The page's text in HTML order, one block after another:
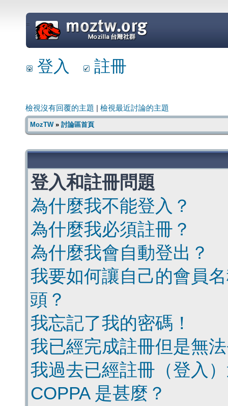
=
登入 註冊
檢視沒有回覆的主題 檢視最近討論的主題
MozTW» 討論區首頁
登入和註冊問題
為什麼我不能登入？
為什麼我必須註冊？
為什麼我會自動登出？
我要如何讓自己的會員
頭？
我忘記了我的密碼！
我已經完成註冊但是無
我過去已經註冊（登入
COPPA 是甚麼？